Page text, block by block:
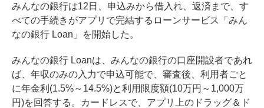
みんなの銀行は12日、申込みから借入れ、返済まで、す
べての手続きがアプリで完結するローンサービス「みん
なの銀行 Loan」を開始した。
みんなの銀行 Loanは、みんなの銀行の口座開設者であれ
ば、年収のみの入力で申込可能で、審査後、利用者ごと
に年金利(1.5%～14.5%)と利用限度額(10万円～1,000万
円)を回答する。カードレスで、アプリ上のドラッグ＆ド